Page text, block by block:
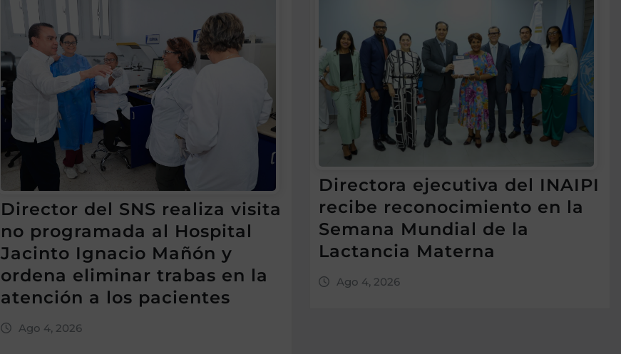
Director del SNS realiza visita
no programada al Hospital
Jacinto Ignacio Mañón y
ordena eliminar trabas en la
atención a los pacientes
Ago 4, 2026
Directora ejecutiva del INAIPI
recibe reconocimiento en la
Semana Mundial de la
Lactancia Materna
Ago 4, 2026